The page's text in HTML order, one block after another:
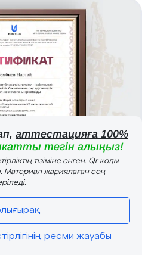
аттестацияға 100%
тегін алыңыз!
тізіміне енген. Qr коды
Материал жариялаған соң
ресми жауабы